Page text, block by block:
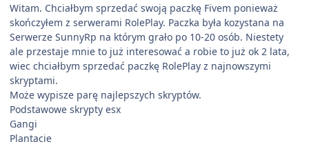
Witam. Chciałbym sprzedać swoją paczkę Fivem ponieważ
skończyłem z serwerami RolePlay. Paczka była kozystana na
Serwerze SunnyRp na którym grało po 10-20 osób. Niestety
ale przestaje mnie to już interesować a robie to już ok 2 lata,
wiec chciałbym sprzedać paczkę RolePlay z najnowszymi
skryptami.
Może wypisze parę najlepszych skryptów.
Podstawowe skrypty esx
Gangi
Plantacje